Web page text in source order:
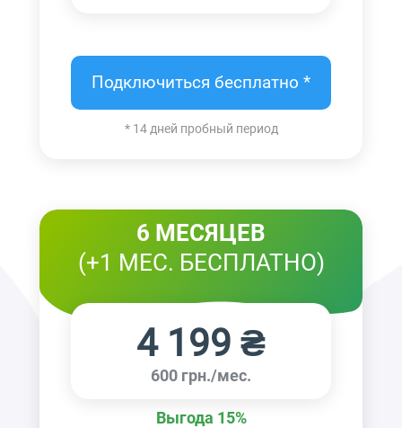
Подключиться бесплатно *
* 14 дней пробный период
6 МЕСЯЦЕВ
(+1 МЕС. БЕСПЛАТНО)
4 199 ₴
600 грн./мес.
Выгода 15%